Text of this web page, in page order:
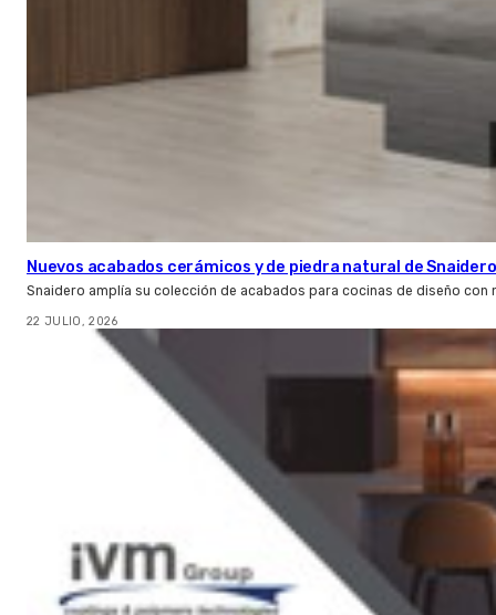
Nuevos acabados cerámicos y de piedra natural de Snaidero
Snaidero amplía su colección de acabados para cocinas de diseño
22 JULIO, 2026